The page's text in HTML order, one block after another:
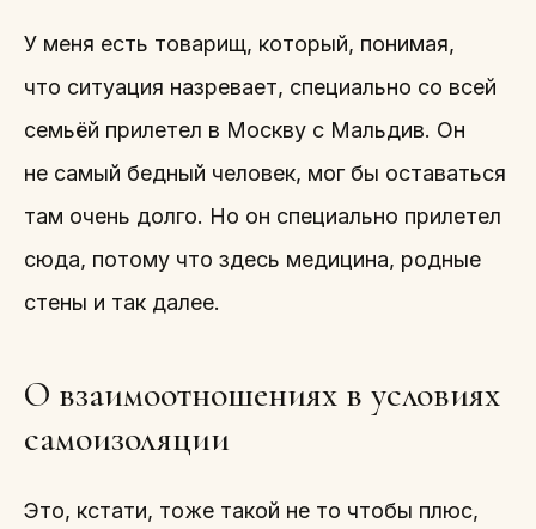
У меня есть товарищ, который, понимая,
что ситуация назревает, специально со всей
семьёй прилетел в Москву с Мальдив. Он
не самый бедный человек, мог бы оставаться
там очень долго. Но он специально прилетел
сюда, потому что здесь медицина, родные
стены и так далее.
О взаимоотношениях в условиях
самоизоляции
Это, кстати, тоже такой не то чтобы плюс,